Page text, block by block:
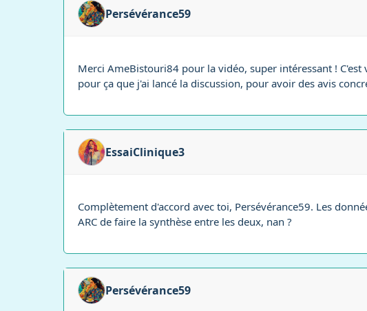
Persévérance59
Merci AmeBistouri84 pour la vidéo, super intéressant !
pour ça que j'ai lancé la discussion, pour avoir des avis
EssaiClinique3
Complètement d'accord avec toi, Persévérance59. Les
ARC de faire la synthèse entre les deux, nan ?
Persévérance59